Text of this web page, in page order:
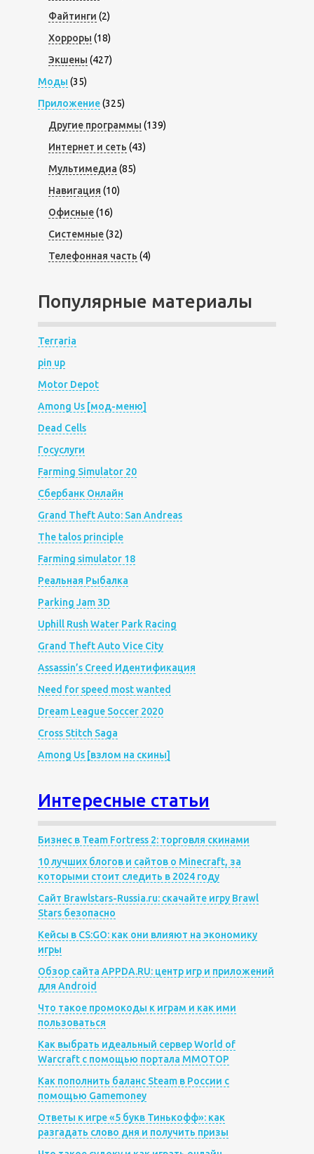
Файтинги (2)
Хорроры (18)
Экшены (427)
Моды (35)
Приложение(325)
Другие программы (139)
Интернет и сеть (43)
Мультимедиа (85)
Навигация (10)
Офисные(16)
Системные(32)
Телефонная часть (4)
Популярные материалы
Terraria
pin up
Motor Depot
Among Us [мод-меню]
Dead Cells
Госуслуги
Farming Simulator 20
Сбербанк Онлайн
Grand Theft Auto: San Andreas
The talos principle
Farming simulator 18
Реальная Рыбалка
Parking Jam 3D
Uphill Rush Water Park Racing
Grand Theft Auto Vice City
Assassin’s Creed Идентификация
Need for speed most wanted
Dream League Soccer 2020
Cross Stitch Saga
Among Us [взлом на скины]
Интересные статьи
Бизнес в Team Fortress 2: торговля скинами
10 лучших блогов и сайтов о Minecraft, за
которыми стоит следить в 2024 году
Сайт Brawlstars-Russia.ru: скачайте игру Brawl
Stars безопасно
Кейсы в CS:GO: как они влияют на экономику
игры
Обзор сайта APPDA.RU: центр игр и приложений
для Android
Что такое промокоды к играм и как ими
пользоваться
Как выбрать идеальный сервер World of
Warcraft с помощью портала MMOTOP
Как пополнить баланс Steam в России с
помощью Gamemoney
Ответы к игре «5 букв Тинькофф»: как
разгадать слово дня и получить призы